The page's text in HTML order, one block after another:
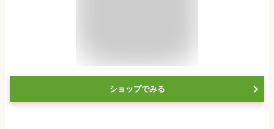
ショップでみる